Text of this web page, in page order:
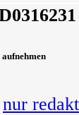
aufnehmen
nur